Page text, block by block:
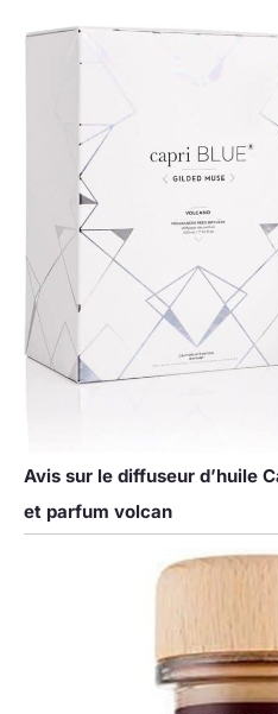
Avis sur le diffuseur d’huile
et parfum volcan